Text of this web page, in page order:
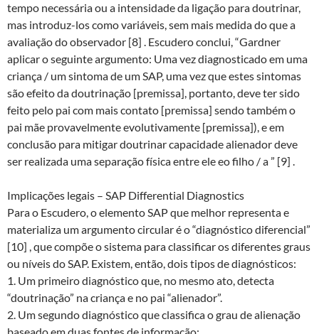
tempo necessária ou a intensidade da ligação para doutrinar,
mas introduz-los como variáveis, sem mais medida do que a
avaliação do observador [8] . Escudero conclui, “Gardner
aplicar o seguinte argumento: Uma vez diagnosticado em uma
criança / um sintoma de um SAP, uma vez que estes sintomas
são efeito da doutrinação [premissa], portanto, deve ter sido
feito pelo pai com mais contato [premissa] sendo também o
pai mãe provavelmente evolutivamente [premissa]), e em
conclusão para mitigar doutrinar capacidade alienador deve
ser realizada uma separação física entre ele eo filho / a ” [9] .
Implicações legais – SAP Differential Diagnostics
Para o Escudero, o elemento SAP que melhor representa e
materializa um argumento circular é o “diagnóstico diferencial”
[10] , que compõe o sistema para classificar os diferentes graus
ou níveis do SAP. Existem, então, dois tipos de diagnósticos:
1. Um primeiro diagnóstico que, no mesmo ato, detecta
“doutrinação” na criança e no pai “alienador”.
2. Um segundo diagnóstico que classifica o grau de alienação